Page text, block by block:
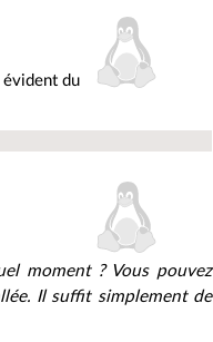
évident du
moment ? Vous pouvez
Il suffit simplement de